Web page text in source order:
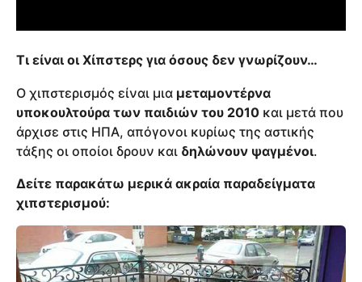
Τι είναι οι Χίπστερς για όσους δεν γνωρίζουν…
Ο χιπστερισμός είναι μια μεταμοντέρνα
υποκουλτούρα των παιδιών του 2010 και μετά που
άρχισε στις ΗΠΑ, απόγονοι κυρίως της αστικής
τάξης οι οποίοι δρουν και δηλώνουν ψαγμένοι.
Δείτε παρακάτω μερικά ακραία παραδείγματα
χιπστερισμού: